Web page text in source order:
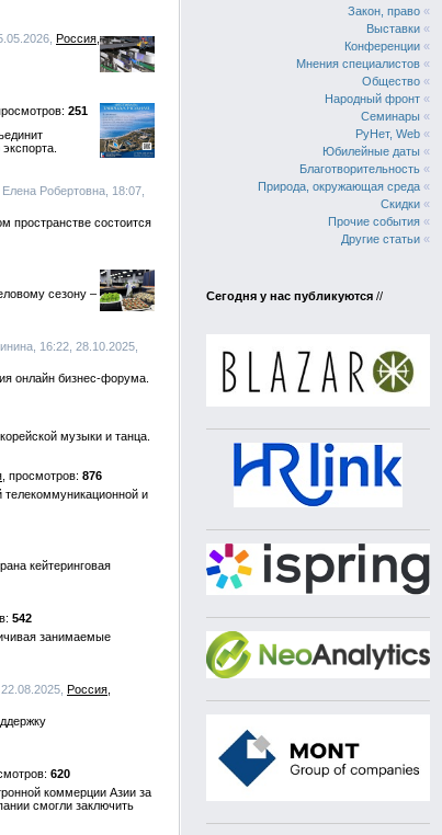
Россия
251
Робертовна, 18:07,
пространстве состоится
сезону –
16:22, 28.10.2025,
онлайн бизнес-форума.
музыки и танца.
876
и
кейтеринговая
542
занимаемые
Россия
620
коммерции Азии за
смогли заключить
Закон, право «
Выставки «
Конференции «
Мнения специалистов «
Общество «
Народный фронт «
Семинары «
РуНет, Web «
Юбилейные даты «
Благотворительность «
Природа, окружающая среда «
Скидки «
Прочие события «
Другие статьи «
Сегодня у нас публикуются //